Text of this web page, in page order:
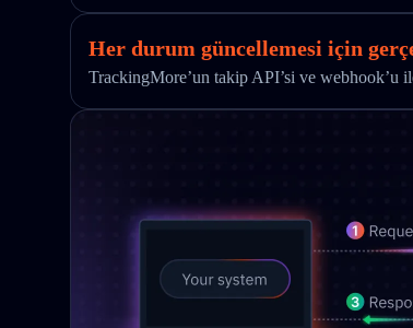
Her durum güncellemesi için
TrackingMore’un takip API’si ve webhook’u